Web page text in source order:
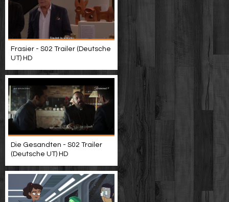
Frasier - S02 Trailer (Deutsche
UT) HD
Die Gesandten - S02 Trailer
(Deutsche UT) HD